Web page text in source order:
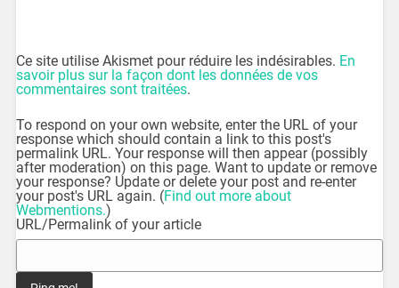
Ce site utilise Akismet pour réduire les indésirables. En
savoir plus sur la façon dont les données de vos
commentaires sont traitées.
To respond on your own website, enter the URL of your
response which should contain a link to this post's
permalink URL. Your response will then appear (possibly
after moderation) on this page. Want to update or remove
your response? Update or delete your post and re-enter
your post's URL again. (Find out more about
Webmentions.)
URL/Permalink of your article